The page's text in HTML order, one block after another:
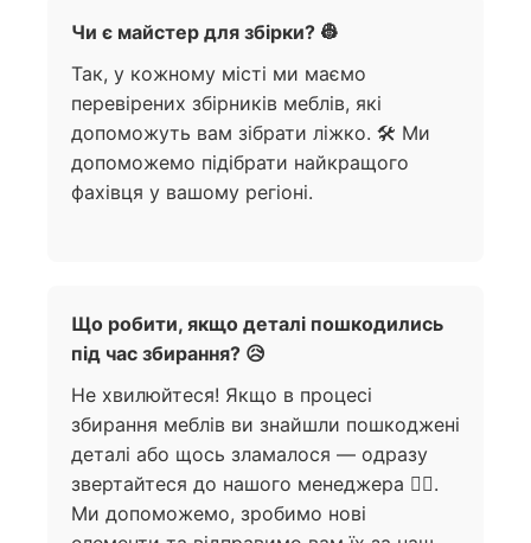
Чи є майстер для збірки? 👷
Так, у кожному місті ми маємо
перевірених збірників меблів, які
допоможуть вам зібрати ліжко. 🛠️ Ми
допоможемо підібрати найкращого
фахівця у вашому регіоні.
Що робити, якщо деталі пошкодились
під час збирання? 😥
Не хвилюйтеся! Якщо в процесі
збирання меблів ви знайшли пошкоджені
деталі або щось зламалося — одразу
звертайтеся до нашого менеджера 🙋‍♀️.
Ми допоможемо, зробимо нові